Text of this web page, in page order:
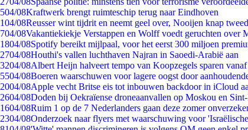
504/08Kraftwerk brengt ruimteschip terug naar Eindhoven
104/08Reusser wint tijdrit en neemt geel over, Nooijen knap
704/08Vakantiekiekje Verstappen en Wolff voedt geruchten over
1804/08Spotify bereikt mijlpaal, voor het eerst 300 miljoen
2704/08Houthi's vallen luchthaven Najran in Saoedi-Arabië aan
3204/08Albert Heijn halveert tempo van Koopzegels sparen vanaf
5504/08Boeren waarschuwen voor lagere oogst door
2004/08Apple vecht Britse eis tot inbouwen backdoor in iCloud
2604/08Doden bij Oekraïense droneaanvallen op Moskou en
1604/08Ruim 1 op de 7 Nederlanders gaan deze zomer
2304/08Onderzoek naar flyers met waarschuwing voor